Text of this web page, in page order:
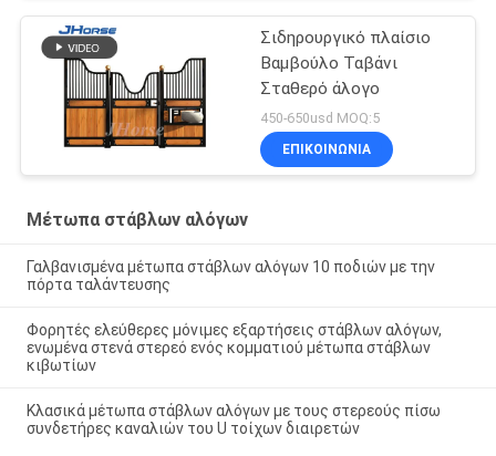
Σιδηρουργικό πλαίσιο
Βαμβούλο Ταβάνι
Σταθερό άλογο
450-650usd MOQ:5
ΕΠΙΚΟΙΝΩΝΙΑ
Μέτωπα στάβλων αλόγων
Γαλβανισμένα μέτωπα στάβλων αλόγων 10 ποδιών με την
πόρτα ταλάντευσης
Φορητές ελεύθερες μόνιμες εξαρτήσεις στάβλων αλόγων,
ενωμένα στενά στερεό ενός κομματιού μέτωπα στάβλων
κιβωτίων
Κλασικά μέτωπα στάβλων αλόγων με τους στερεούς πίσω
συνδετήρες καναλιών του U τοίχων διαιρετών